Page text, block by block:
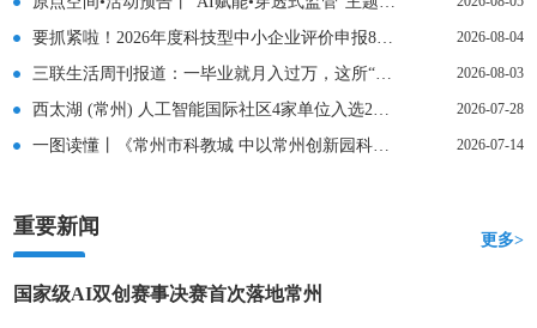
2026-08-04
2026-08-03
2026-07-28
2026-07-14
重要新闻
更多>
国家级AI双创赛事决赛首次落地常州